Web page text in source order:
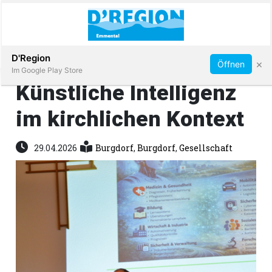
Immobilien
Veranstaltungen
Abonnieren
Künstliche Intelligenz
im kirchlichen Kontext
29.04.2026 Burgdorf,Burgdorf,Gesellschaft
D'Region
Im Google Play Store
Öffnen ×